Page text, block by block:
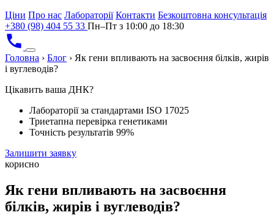
Ціни Про нас Лабораторії Контакти Безкоштовна консультація
+380 (98) 404 55 33 Пн–Пт з 10:00 до 18:30
Головна › Блог › Як гени впливають на засвоєння білків, жирів
і вуглеводів?
Цікавить ваша ДНК?
Лабораторії за стандартами ISO 17025
Триетапна перевірка генетиками
Точність результатів 99%
Залишити заявку
корисно
Як гени впливають на засвоєння
білків, жирів і вуглеводів?